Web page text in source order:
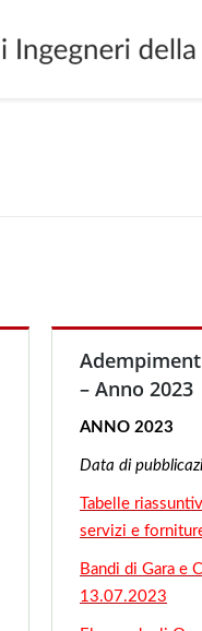
– Anno 2023
ANNO 2023
Data di
Tabelle
servizi e
Bandi di Gara e
13.07.2023